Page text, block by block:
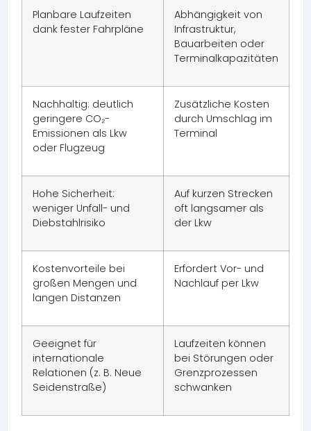
Planbare Laufzeiten
dank fester Fahrpläne
Abhängigkeit von
Infrastruktur,
Bauarbeiten oder
Terminalkapazitäten
Nachhaltig: deutlich
geringere CO₂-
Emissionen als Lkw
oder Flugzeug
Zusätzliche Kosten
durch Umschlag im
Terminal
Hohe Sicherheit:
weniger Unfall- und
Diebstahlrisiko
Auf kurzen Strecken
oft langsamer als
der Lkw
Kostenvorteile bei
großen Mengen und
langen Distanzen
Erfordert Vor- und
Nachlauf per Lkw
Geeignet für
internationale
Relationen (z. B. Neue
Seidenstraße)
Laufzeiten können
bei Störungen oder
Grenzprozessen
schwanken